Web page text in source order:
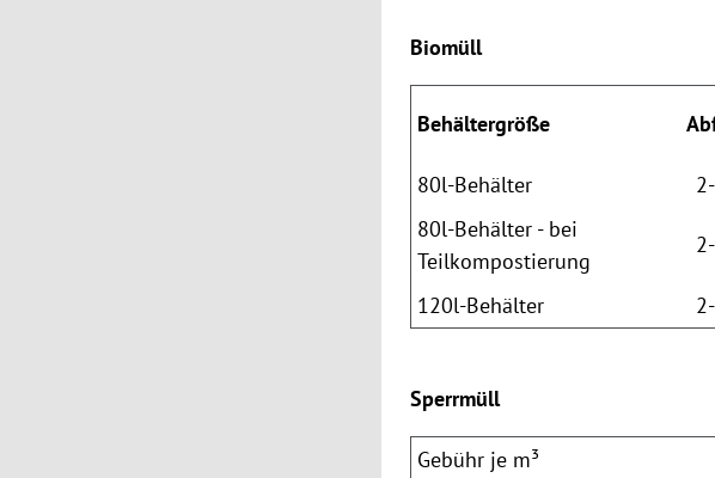
Biomüll
Behältergröße
80l-Behälter
80l-Behälter - bei
Teilkompostierung
120l-Behälter
Sperrmüll
Gebühr je m³